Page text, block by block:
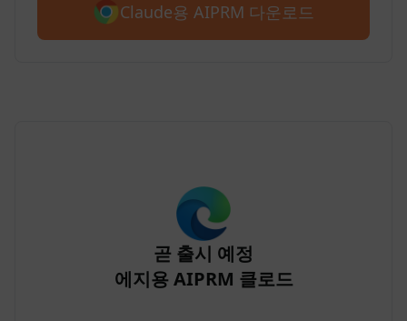
Claude용 AIPRM 다운로드
곧 출시 예정
에지용 AIPRM 클로드